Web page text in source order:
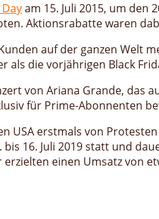
am 15. Juli 2015, um den
Aktionsrabatte waren
auf der ganzen Welt
als die vorjährigen Black
von Ariana Grande, das
für Prime-Abonnenten
USA erstmals von
16. Juli 2019 statt und
einen Umsatz von